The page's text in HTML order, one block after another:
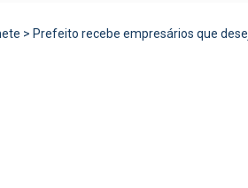
> Prefeito recebe empresários que